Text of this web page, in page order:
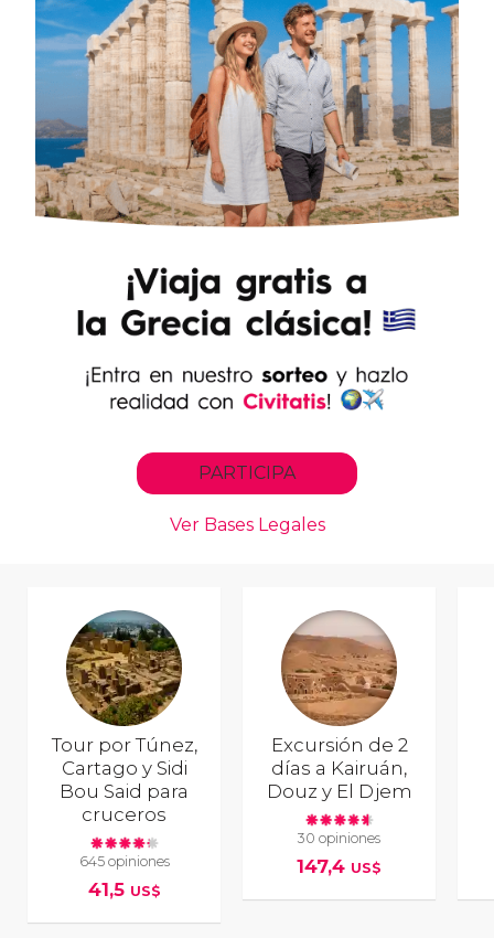
Tour por Túnez,
Cartago y Sidi
Bou Said para
cruceros
645 opiniones
41,5 US$
Excursión de 2
días a Kairuán,
Douz y El Djem
30 opiniones
147,4 US$